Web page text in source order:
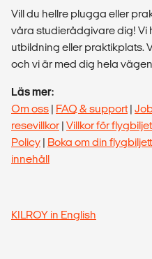
Vill du hellre plugga eller
våra studierådgivare dig! Vi
utbildning eller praktikplats.
och vi är med dig hela
Läs mer:
Om oss | FAQ & support|
resevillkor | Villkor för
Policy | Boka om din flygbiljett
innehåll
KILROY in English